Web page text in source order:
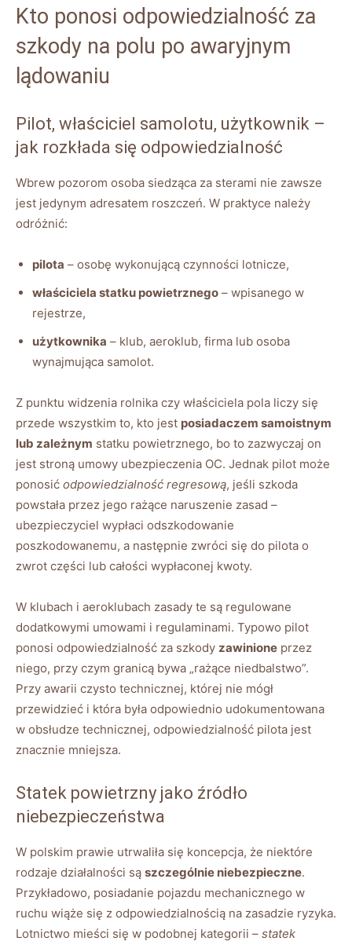
Kto ponosi odpowiedzialność za
szkody na polu po awaryjnym
lądowaniu
Pilot, właściciel samolotu, użytkownik –
jak rozkłada się odpowiedzialność
Wbrew pozorom osoba siedząca za sterami nie zawsze
jest jedynym adresatem roszczeń. W praktyce należy
odróżnić:
pilota – osobę wykonującą czynności lotnicze,
właściciela statku powietrznego – wpisanego w
rejestrze,
użytkownika – klub, aeroklub, firma lub osoba
wynajmująca samolot.
Z punktu widzenia rolnika czy właściciela pola liczy się
przede wszystkim to, kto jest posiadaczem samoistnym
lub zależnym statku powietrznego, bo to zazwyczaj on
jest stroną umowy ubezpieczenia OC. Jednak pilot może
ponosić odpowiedzialność regresową, jeśli szkoda
powstała przez jego rażące naruszenie zasad –
ubezpieczyciel wypłaci odszkodowanie
poszkodowanemu, a następnie zwróci się do pilota o
zwrot części lub całości wypłaconej kwoty.
W klubach i aeroklubach zasady te są regulowane
dodatkowymi umowami i regulaminami. Typowo pilot
ponosi odpowiedzialność za szkody zawinione przez
niego, przy czym granicą bywa „rażące niedbalstwo”.
Przy awarii czysto technicznej, której nie mógł
przewidzieć i która była odpowiednio udokumentowana
w obsłudze technicznej, odpowiedzialność pilota jest
znacznie mniejsza.
Statek powietrzny jako źródło
niebezpieczeństwa
W polskim prawie utrwaliła się koncepcja, że niektóre
rodzaje działalności są szczególnie niebezpieczne.
Przykładowo, posiadanie pojazdu mechanicznego w
ruchu wiąże się z odpowiedzialnością na zasadzie ryzyka.
Lotnictwo mieści się w podobnej kategorii – statek